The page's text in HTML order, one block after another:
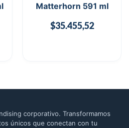
Matterhorn 591 ml
$35.455,52
corporativo. Transformamos
únicos que conectan con tu